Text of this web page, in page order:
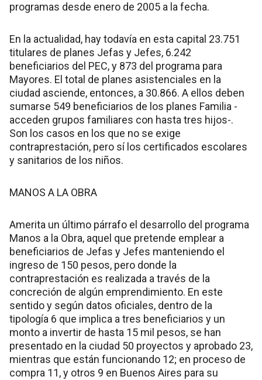
programas desde enero de 2005 a la fecha.
En la actualidad, hay todavía en esta capital 23.751
titulares de planes Jefas y Jefes, 6.242
beneficiarios del PEC, y 873 del programa para
Mayores. El total de planes asistenciales en la
ciudad asciende, entonces, a 30.866. A ellos deben
sumarse 549 beneficiarios de los planes Familia -
acceden grupos familiares con hasta tres hijos-.
Son los casos en los que no se exige
contraprestación, pero sí los certificados escolares
y sanitarios de los niños.
MANOS A LA OBRA
Amerita un último párrafo el desarrollo del programa
Manos a la Obra, aquel que pretende emplear a
beneficiarios de Jefas y Jefes manteniendo el
ingreso de 150 pesos, pero donde la
contraprestación es realizada a través de la
concreción de algún emprendimiento. En este
sentido y según datos oficiales, dentro de la
tipología 6 que implica a tres beneficiarios y un
monto a invertir de hasta 15 mil pesos, se han
presentado en la ciudad 50 proyectos y aprobado 23,
mientras que están funcionando 12; en proceso de
compra 11, y otros 9 en Buenos Aires para su